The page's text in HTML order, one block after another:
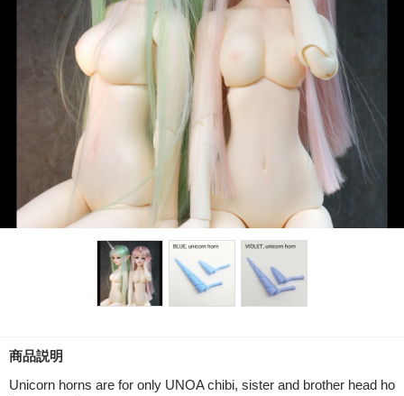
商品説明
Unicorn horns are for only UNOA chibi, sister and brother head ho